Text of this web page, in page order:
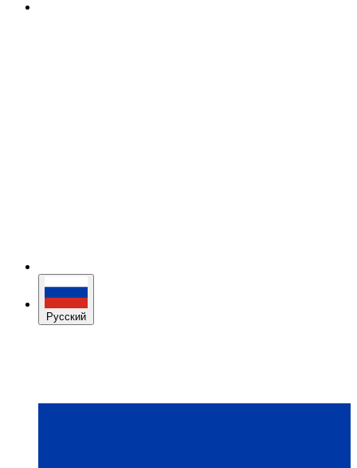
Русский